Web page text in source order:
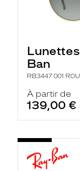
Ban
RB3447 001
À partir de
139,00 €